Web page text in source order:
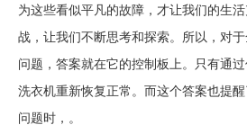
为这些看似平凡的故障，才让我们的生
战，让我们不断思考和探索。所以，对
问题，答案就在它的控制板上。只有通
洗衣机重新恢复正常。而这个答案也提
问题时，。